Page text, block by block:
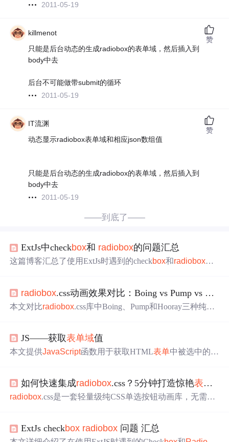
2011-05-19
killmenot
只能是后台动态的生成radiobox的表单域，然后插入到
body中去
后台不可能做带submit的循环
2011-05-19
赞
IT流渊
动态显示radiobox表单域和相应json数组值
只能是后台动态的生成radiobox的表单域，然后插入到
body中去
2011-05-19
赞
——到底了——
ExtJs中checkbox和 radiobox的问题汇总
这篇博客汇总了使用ExtJs时遇到的checkbox和radiobox问
技术细节。
radiobox.css动画效果对比：Boing vs Pump vs Hooray，哪种最适合你的项目？
本文对比radiobox.css库中Boing、Pump和Hooray三种纯CS
Hooray以中心扩散+透明度变化营造庆祝反馈，适用于成功
提示场景。三者均零JavaScript依赖，支持跨浏览器。
JS——获取表单域值
本文提供JavaScript函数用于获取HTML表单中被选中的C
中项的索引，并展示其值。
如何快速集成radiobox.css？5分钟打造惊艳表单
radiobox.css是一套轻量级纯CSS单选按钮动画库，无需Ja
成步骤，并涵盖boing、boom、flash等13种预设动画效果及
SCSS自定义方法，助力5分钟内提升表单用户体验。
ExtJs checkbox radiobox 问题 汇总